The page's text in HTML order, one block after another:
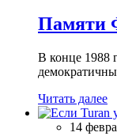
Памяти
В конце 1988
Читать далее
14